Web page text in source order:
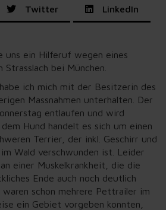
Twitter LinkedIn
uns ein Hilferuf wegen eines
bei München.
ich mich mit der Besitzerin des
Massnahmen unterhalten. Der
entlaufen und wird
Hund handelt es sich um einen
Terrier, der inkl. Geschirr und
Wald verschwunden ist. Leider
einer Muskelkrankheit, die die
Ende auch noch deutlich
schon mehrere Pettrailer im
ein Gebiet vorgeben konnten,